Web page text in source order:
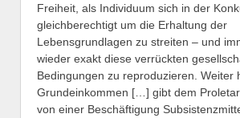
Freiheit, als Individuum sich in der
gleichberechtigt um die Erhaltung der
Lebensgrundlagen zu streiten – und
wieder exakt diese verrückten
Bedingungen zu reproduzieren. Weiter
Grundeinkommen […] gibt dem
von einer Beschäftigung